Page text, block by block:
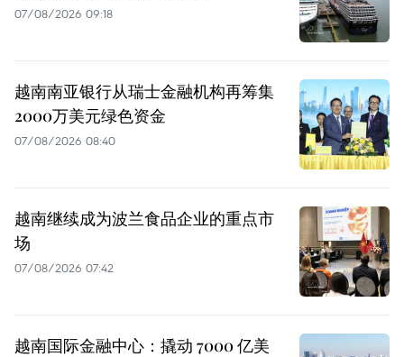
07/08/2026 09:18
越南南亚银行从瑞士金融机构再筹集
2000万美元绿色资金
07/08/2026 08:40
越南继续成为波兰食品企业的重点市
场
07/08/2026 07:42
越南国际金融中心：撬动 7000 亿美